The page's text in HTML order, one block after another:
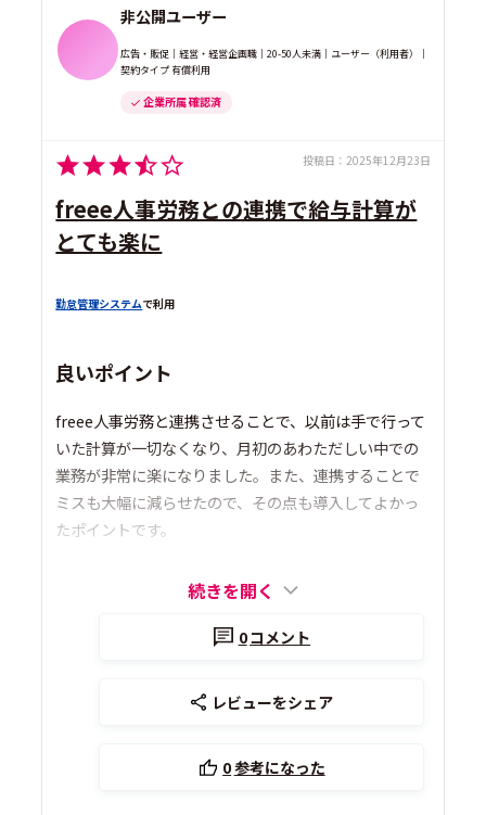
非公開ユーザー
広告・販促｜経営・経営企画職｜20-50人未満｜ユーザー（利用者）｜
契約タイプ 有償利用
企業所属 確認済
投稿日： 2025年12月23日
freee人事労務との連携で給与計算が
とても楽に
勤怠管理システムで利用
良いポイント
freee人事労務と連携させることで、以前は手で行って
いた計算が一切なくなり、月初のあわただしい中での
業務が非常に楽になりました。また、連携することで
ミスも大幅に減らせたので、その点も導入してよかっ
たポイントです。
続きを開く
0コメント
レビューをシェア
0参考になった